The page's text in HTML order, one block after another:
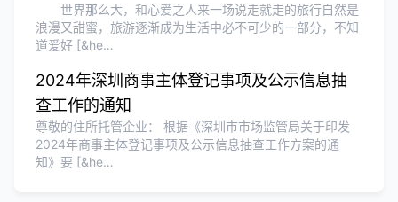
世界那么大，和心爱之人来一场说走就走的旅行自然是
浪漫又甜蜜，旅游逐渐成为生活中必不可少的一部分，不知
道爱好 [&he…
2024年深圳商事主体登记事项及公示信息抽
查工作的通知
尊敬的住所托管企业： 根据《深圳市市场监管局关于印发
2024年商事主体登记事项及公示信息抽查工作方案的通
知》要 [&he…